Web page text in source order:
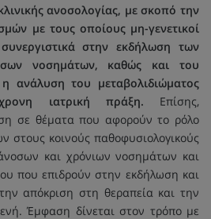
ανοσολογίας, με σκοπό την
με τους οποίους μη-γενετικοί
στην εκδήλωση των
νοσημάτων, καθώς και του
ανάλυση του μεταβολιδιώματος
ιατρική πράξη. Επίσης,
σε θέματα που αφορούν το ρόλο
στους κοινούς παθοφυσιολογικούς
και χρόνιων νοσημάτων και
που επιδρούν στην εκδήλωση και
απόκριση στη θεραπεία και την
Έμφαση δίνεται στον τρόπο με